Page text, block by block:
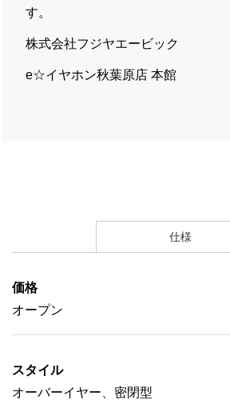
す。
株式会社フジヤエービック
e☆イヤホン秋葉原店 本館
仕様
価格
オープン
スタイル
オーバーイヤー、密閉型